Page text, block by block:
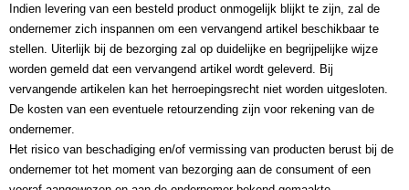
Indien levering van een besteld product onmogelijk blijkt te zijn, zal de
ondernemer zich inspannen om een vervangend artikel beschikbaar te
stellen. Uiterlijk bij de bezorging zal op duidelijke en begrijpelijke wijze
worden gemeld dat een vervangend artikel wordt geleverd. Bij
vervangende artikelen kan het herroepingsrecht niet worden uitgesloten.
De kosten van een eventuele retourzending zijn voor rekening van de
ondernemer.
Het risico van beschadiging en/of vermissing van producten berust bij de
ondernemer tot het moment van bezorging aan de consument of een